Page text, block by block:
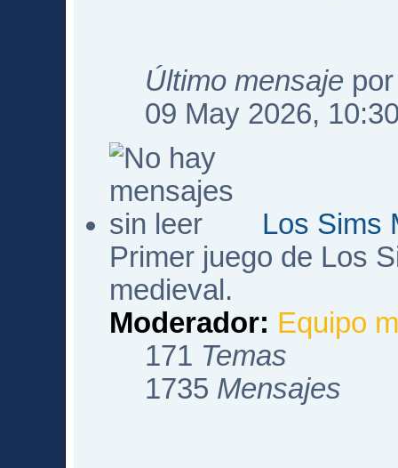
Último mensaje
09 May 2026,
Los Sims
Primer juego de Los
medieval.
Moderador: Equipo
171 Temas
1735 Mensajes